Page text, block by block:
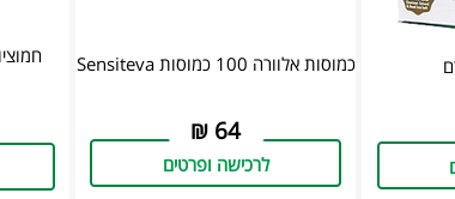
כמוסות אלוורה 100 כמוסות Sensiteva
64
₪
לרכישה ופרטים